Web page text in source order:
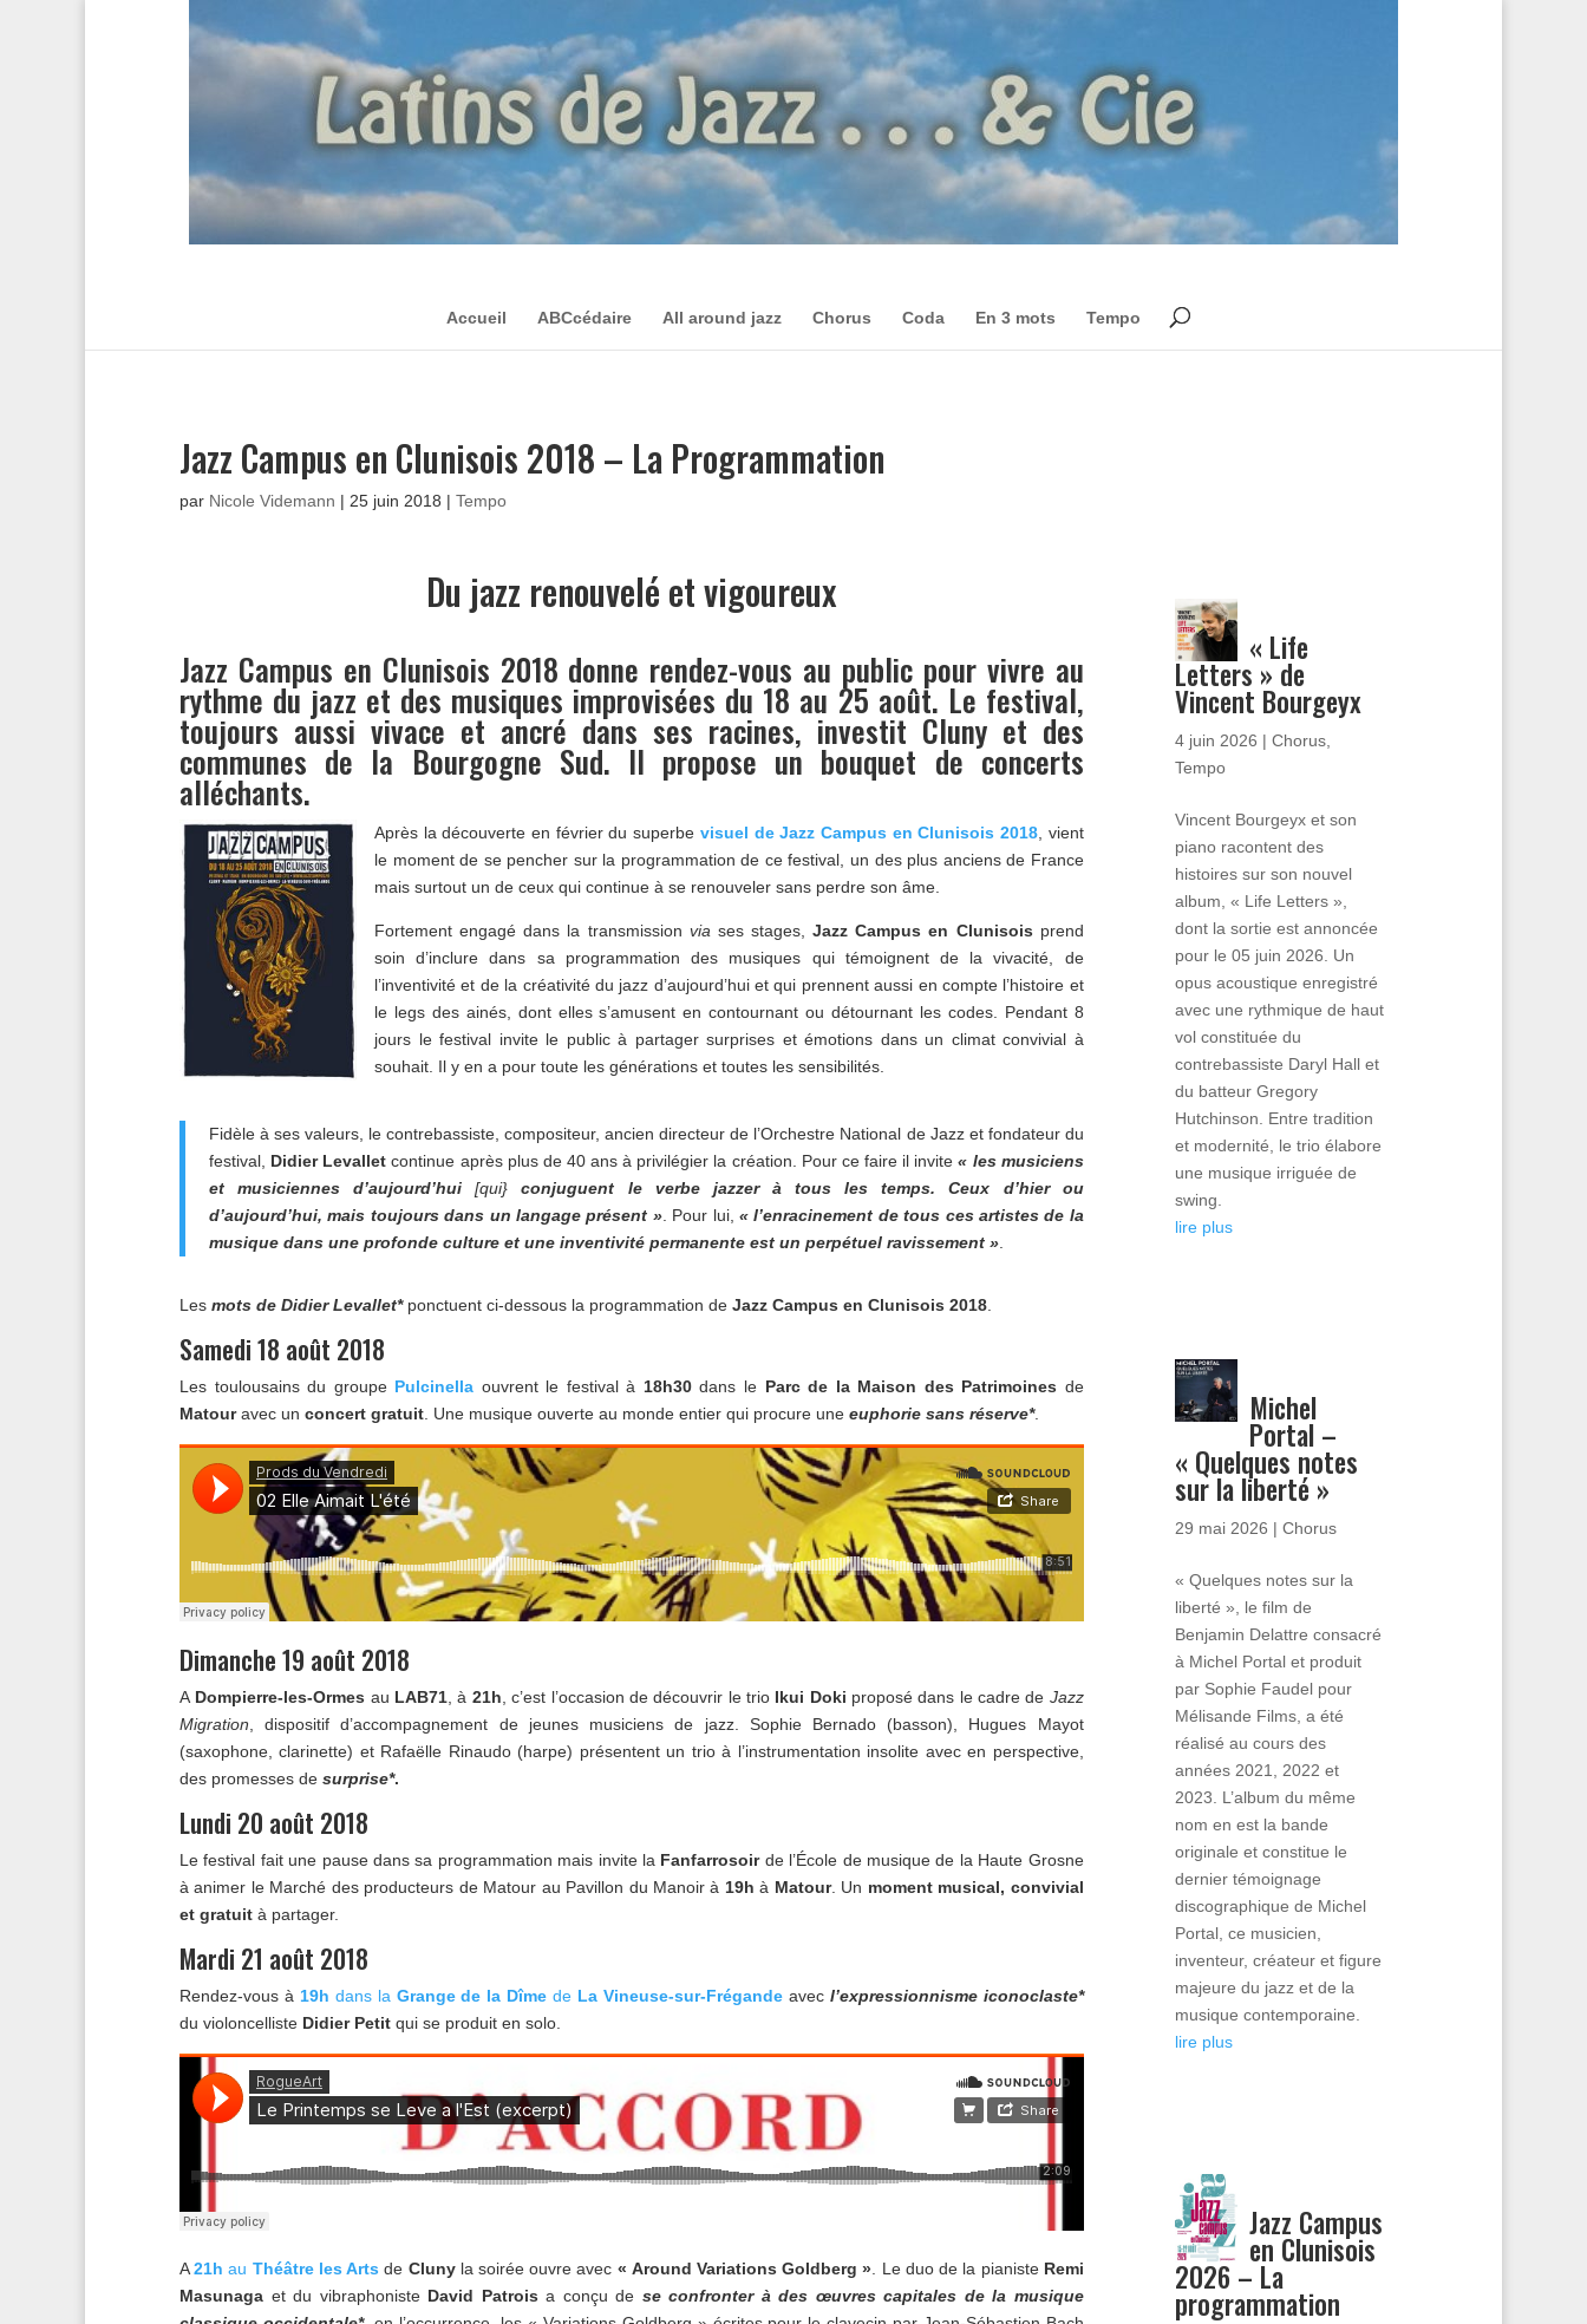
Accueil ABCcédaire All around jazz Chorus Coda En 3 mots Tempo
Jazz Campus en Clunisois 2018 – La Programmation
par Nicole Videmann | 25 juin 2018 | Tempo
Du jazz renouvelé et vigoureux
Jazz Campus en Clunisois 2018 donne rendez-vous au public pour vivre au
rythme du jazz et des musiques improvisées du 18 au 25 août. Le festival,
toujours aussi vivace et ancré dans ses racines, investit Cluny et des
communes de la Bourgogne Sud. Il propose un bouquet de concerts
alléchants.
Après la découverte en février du superbe visuel de Jazz Campus en Clunisois 2018 , vient
le moment de se pencher sur la programmation de ce festival, un des plus anciens de France
mais surtout un de ceux qui continue à se renouveler sans perdre son âme.
Fortement engagé dans la transmission via ses stages,Jazz Campus en Clunisois prend
soin d’inclure dans sa programmation des musiques qui témoignent de la vivacité, de
l’inventivité et de la créativité du jazz d’aujourd’hui et qui prennent aussi en compte l’histoire et
le legs des ainés, dont elles s’amusent en contournant ou détournant les codes. Pendant 8
jours le festival invite le public à partager surprises et émotions dans un climat convivial à
souhait. Il y en a pour toute les générations et toutes les sensibilités.
Fidèle à ses valeurs, le contrebassiste, compositeur, ancien directeur de l’Orchestre National de Jazz et fondateur du
festival, Didier Levallet continue après plus de 40 ans à privilégier la création. Pour ce faire il invite « les musiciens
et musiciennes d’aujourd’hui [qui} conjuguent le verbe jazzer à tous les temps. Ceux d’hier ou
d’aujourd’hui, mais toujours dans un langage présent ». Pour lui, « l’enracinement de tous ces artistes de la
musique dans une profonde culture et une inventivité permanente est un perpétuel ravissement »
Les mots de Didier Levallet*ponctuent ci-dessous la programmation de Jazz Campus en Clunisois 2018
Samedi 18 août 2018
Les toulousains du groupePulcinella ouvrent le festival à 18h30dans le Parc de la Maison des Patrimoines de
Matouravec un concert gratuit . Une musique ouverte au monde entier qui procure une euphorie sans réserve*.
Dimanche 19 août 2018
A Dompierre-les-Ormes au LAB71 , à 21h , c’est l’occasion de découvrir le trio Ikui Doki proposé dans le cadre de Jazz
Migration , dispositif d’accompagnement de jeunes musiciens de jazz. Sophie Bernado (basson), Hugues Mayot
(saxophone, clarinette) et Rafaëlle Rinaudo (harpe) présentent un trio à l’instrumentation insolite avec en perspective,
des promesses de surprise*.
Lundi 20 août 2018
Le festival fait une pause dans sa programmation mais invite la Fanfarrosoirde l’École de musique de la Haute Grosne
à animer le Marché des producteurs de Matour au Pavillon du Manoir à 19h à Matour. Un moment musical, convivial
et gratuit à partager.
Mardi 21 août 2018
Rendez-vous à 19h dans la Grange de la Dîme de La Vineuse-sur-Frégandeavec l’expressionnisme iconoclaste*
du violoncelliste Didier Petit qui se produit en solo.
A21h au Théâtre les Arts de Cluny la soirée ouvre avec « Around Variations Goldberg » . Le duo de la pianiste Remi
Masunaga et du vibraphoniste David Patrois a conçu de se confronter à des œuvres capitales de la musique
« Life
Letters » de
Vincent Bourgeyx
4 juin 2026 | Chorus,
Tempo
Vincent Bourgeyx et son
piano racontent des
histoires sur son nouvel
album, « Life Letters »,
dont la sortie est annoncée
pour le 05 juin 2026. Un
opus acoustique enregistré
avec une rythmique de haut
vol constituée du
contrebassiste Daryl Hall et
du batteur Gregory
Hutchinson. Entre tradition
et modernité, le trio élabore
une musique irriguée de
swing.
lire plus
Michel
Portal –
« Quelques notes
sur la liberté »
29 mai 2026 | Chorus
« Quelques notes sur la
liberté », le film de
Benjamin Delattre consacré
à Michel Portal et produit
par Sophie Faudel pour
Mélisande Films, a été
réalisé au cours des
années 2021, 2022 et
2023. L’album du même
nom en est la bande
originale et constitue le
dernier témoignage
discographique de Michel
Portal, ce musicien,
inventeur, créateur et figure
majeure du jazz et de la
musique contemporaine.
lire plus
Jazz Campus
en Clunisois
2026 – La
programmation